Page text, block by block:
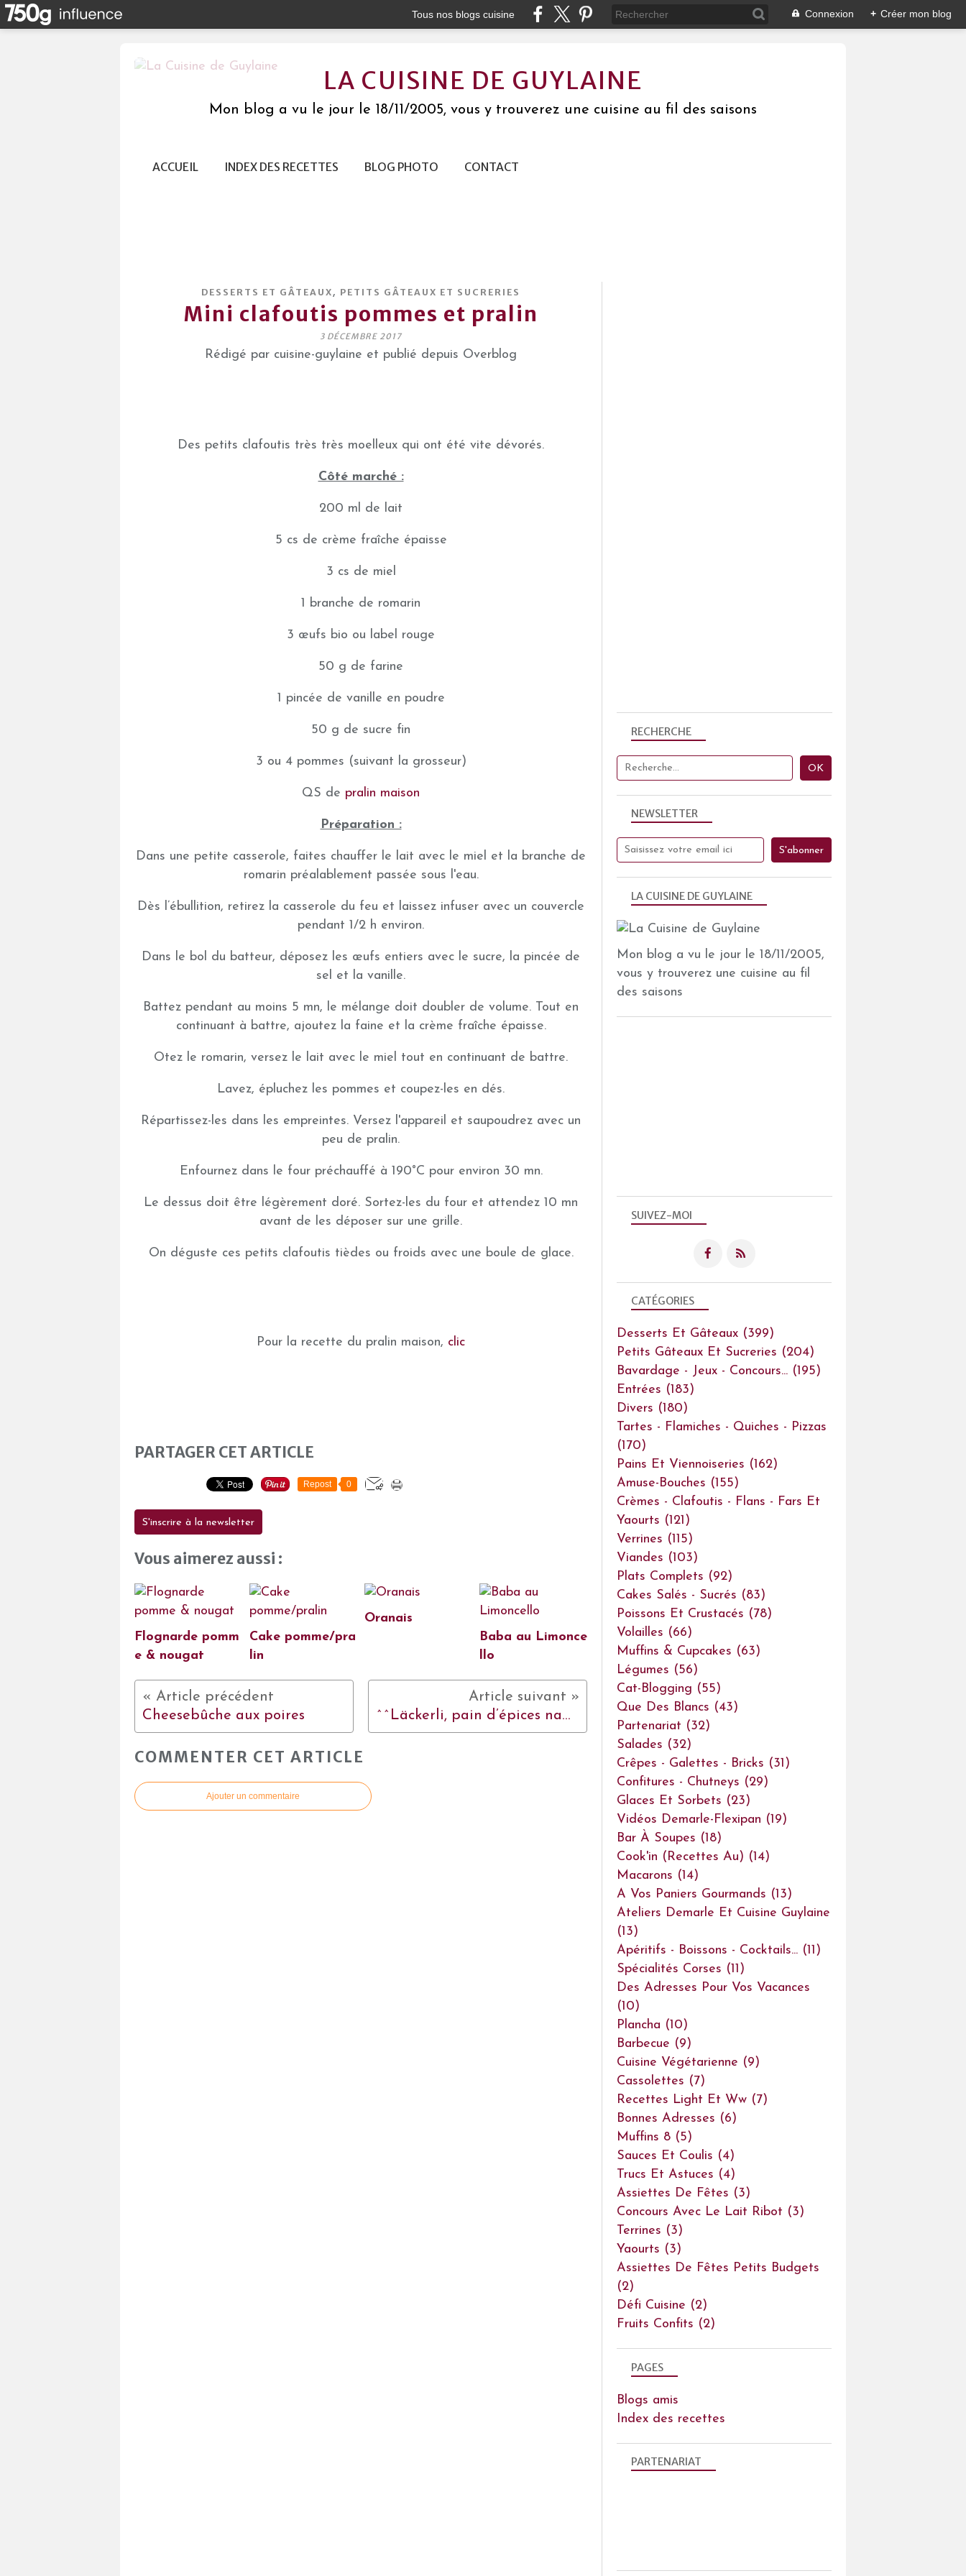
Tous nos blogs cuisine Connexion + Créer mon blog
LA CUISINE DE GUYLAINE
Mon blog a vu le jour le 18/11/2005, vous y trouverez une cuisine au fil des saisons
ACCUEIL INDEX DES RECETTES BLOG PHOTO CONTACT
DESSERTS ET GÂTEAUX, PETITS GÂTEAUX ET SUCRERIES
Mini clafoutis pommes et pralin
3 DÉCEMBRE 2017
Rédigé par cuisine-guylaine et publié depuis Overblog
Des petits clafoutis très très moelleux qui ont été vite dévorés.
Côté marché :
200 ml de lait
5 cs de crème fraîche épaisse
3 cs de miel
1 branche de romarin
3 œufs bio ou label rouge
50 g de farine
1 pincée de vanille en poudre
50 g de sucre fin
3 ou 4 pommes (suivant la grosseur)
QS de pralin maison
Préparation :
Dans une petite casserole, faites chauffer le lait avec le miel et la branche de
romarin préalablement passée sous l'eau.
Dès l’ébullition, retirez la casserole du feu et laissez infuser avec un couvercle
pendant 1/2 h environ.
Dans le bol du batteur, déposez les œufs entiers avec le sucre, la pincée de
sel et la vanille.
Battez pendant au moins 5 mn, le mélange doit doubler de volume. Tout en
continuant à battre, ajoutez la faine et la crème fraîche épaisse.
Otez le romarin, versez le lait avec le miel tout en continuant de battre.
Lavez, épluchez les pommes et coupez-les en dés.
Répartissez-les dans les empreintes. Versez l'appareil et saupoudrez avec un
peu de pralin.
Enfournez dans le four préchauffé à 190°C pour environ 30 mn.
Le dessus doit être légèrement doré. Sortez-les du four et attendez 10 mn
avant de les déposer sur une grille.
On déguste ces petits clafoutis tièdes ou froids avec une boule de glace.
Pour la recette du pralin maison, clic
PARTAGER CET ARTICLE
Repost 0
S'inscrire à la newsletter
Vous aimerez aussi :
Flognarde pomm
e & nougat
Cake pomme/pra
lin
Oranais
Baba au Limonce
llo
Cheesebûche aux poires ^^Läckerli, pain d’épices nappé de sucre, délicieux !!!^^
COMMENTER CET ARTICLE
Ajouter un commentaire
NEWSLETTER
SUIVEZ-MOI
RECHERCHE
LA CUISINE DE GUYLAINE
Mon blog a vu le jour le 18/11/2005,
vous y trouverez une cuisine au fil
des saisons
PAGES
Blogs amis
Index des recettes
CATÉGORIES
Desserts Et Gâteaux (399)
Petits Gâteaux Et Sucreries (204)
Bavardage - Jeux - Concours... (195)
Entrées (183)
Divers (180)
Tartes - Flamiches - Quiches - Pizzas
(170)
Pains Et Viennoiseries (162)
Amuse-Bouches (155)
Crèmes - Clafoutis - Flans - Fars Et
Yaourts (121)
Verrines (115)
Viandes (103)
Plats Complets (92)
Cakes Salés - Sucrés (83)
Poissons Et Crustacés (78)
Volailles (66)
Muffins & Cupcakes (63)
Légumes (56)
Cat-Blogging (55)
Que Des Blancs (43)
Partenariat (32)
Salades (32)
Crêpes - Galettes - Bricks (31)
Confitures - Chutneys (29)
Glaces Et Sorbets (23)
Vidéos Demarle-Flexipan (19)
Bar À Soupes (18)
Cook'in (recettes Au) (14)
Macarons (14)
A Vos Paniers Gourmands (13)
Ateliers Demarle Et Cuisine Guylaine
(13)
Apéritifs - Boissons - Cocktails... (11)
Spécialités Corses (11)
Des Adresses Pour Vos Vacances
(10)
Plancha (10)
Barbecue (9)
Cuisine Végétarienne (9)
Cassolettes (7)
Recettes Light Et Ww (7)
Bonnes Adresses (6)
Muffins 8 (5)
Sauces Et Coulis (4)
Trucs Et Astuces (4)
Assiettes De Fêtes (3)
Concours Avec Le Lait Ribot (3)
Terrines (3)
Yaourts (3)
Assiettes De Fêtes Petits Budgets
(2)
Défi Cuisine (2)
Fruits Confits (2)
PARTENARIAT